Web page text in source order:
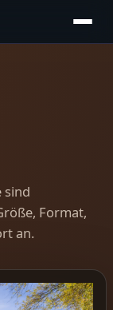
sind
Format,
an.